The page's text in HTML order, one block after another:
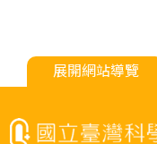
展開網站導覽